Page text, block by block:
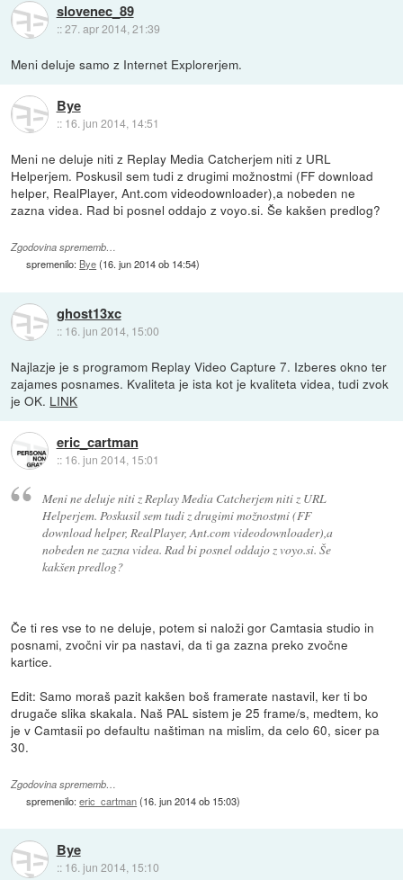
slovenec_89
::27. apr 2014, 21:39
Meni deluje samo z Internet Explorerjem.
Bye
:: 16. jun 2014, 14:51
Meni ne deluje niti z Replay Media Catcherjem niti z URL
Helperjem. Poskusil sem tudi z drugimi možnostmi (FF download
helper, RealPlayer, Ant.com videodownloader),a nobeden ne
zazna videa. Rad bi posnel oddajo z voyo.si. Še kakšen predlog?
Zgodovina sprememb…
spremenilo: Bye(16. jun 2014 ob 14:54)
ghost13xc
:: 16. jun 2014, 15:00
Najlazje je s programom Replay Video Capture 7. Izberes okno ter
zajames posnames. Kvaliteta je ista kot je kvaliteta videa, tudi zvok
je OK. LINK
eric_cartman
:: 16. jun 2014, 15:01
Meni ne deluje niti z Replay Media Catcherjem niti z URL
Helperjem. Poskusil sem tudi z drugimi možnostmi (FF
download helper, RealPlayer, Ant.com videodownloader),a
nobeden ne zazna videa. Rad bi posnel oddajo z voyo.si. Še
kakšen predlog?
Če ti res vse to ne deluje, potem si naloži gor Camtasia studio in
posnami, zvočni vir pa nastavi, da ti ga zazna preko zvočne
kartice.
Edit: Samo moraš pazit kakšen boš framerate nastavil, ker ti bo
drugače slika skakala. Naš PAL sistem je 25 frame/s, medtem, ko
je v Camtasii po defaultu naštiman na mislim, da celo 60, sicer pa
30.
Zgodovina sprememb…
spremenilo:eric_cartman(16. jun 2014 ob 15:03)
Bye
:: 16. jun 2014, 15:10